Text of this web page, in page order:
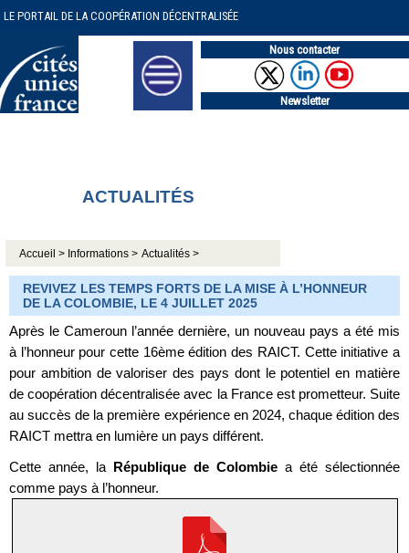
LE PORTAIL DE LA COOPÉRATION DÉCENTRALISÉE
Nous contacter
Newsletter
ACTUALITÉS
Accueil > Informations > Actualités >
REVIVEZ LES TEMPS FORTS DE LA MISE À L’HONNEUR
DE LA COLOMBIE, LE 4 JUILLET 2025
Après le Cameroun l’année dernière, un nouveau pays a été mis
à l’honneur pour cette 16ème édition des RAICT. Cette initiative a
pour ambition de valoriser des pays dont le potentiel en matière
de coopération décentralisée avec la France est prometteur. Suite
au succès de la première expérience en 2024, chaque édition des
RAICT mettra en lumière un pays différent.
Cette année, la République de Colombie a été sélectionnée
comme pays à l’honneur.